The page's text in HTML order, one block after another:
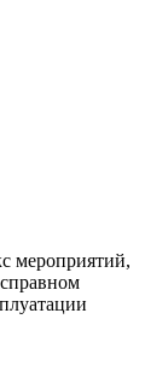
мероприятий,